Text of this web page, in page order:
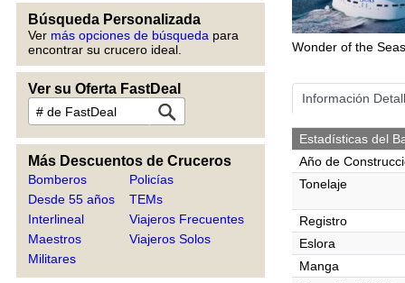
Búsqueda Personalizada
Ver más opciones de búsqueda para
encontrar su crucero ideal.
Ver su Oferta FastDeal
Más Descuentos de Cruceros
Bomberos
Desde 55 años
Interlineal
Maestros
Militares
Policías
TEMs
Viajeros Frecuentes
Viajeros Solos
Wonder of the Seas
Información
Estadísticas del
Año de
Tonelaje
Registro
Eslora
Manga